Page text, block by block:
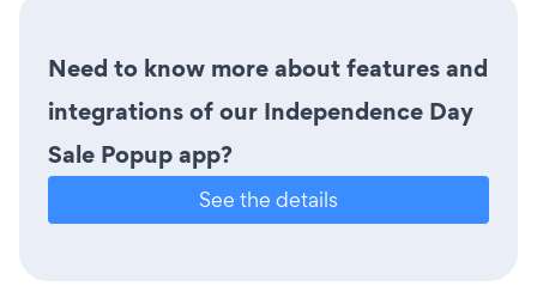
Need to know more about features and
integrations of our Independence Day
Sale Popup app?
See the details